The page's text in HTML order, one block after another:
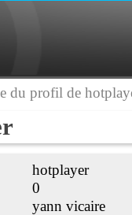
du profil de
hotplayer
0
yann vicaire